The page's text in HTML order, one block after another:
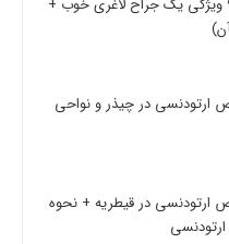
بهترین جراح لاغری (9 ویژگی یک جراح لاغری خوب +
در چیذر و نواحی
در قیطریه + نحوه